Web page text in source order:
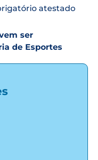
atestado
ser
de Esportes